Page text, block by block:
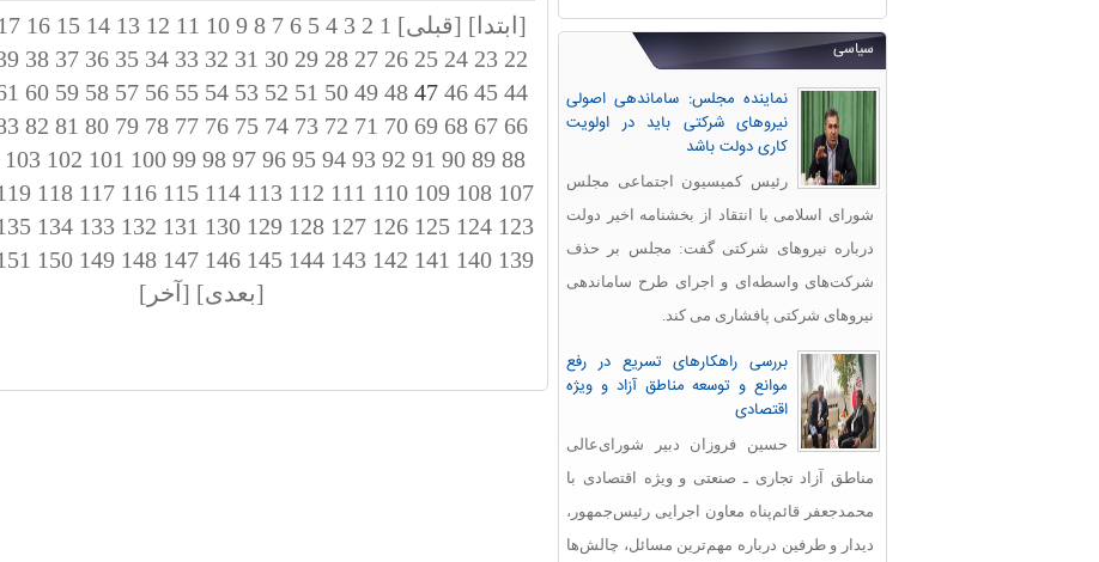
سیاسی
نماینده مجلس: ساماندهی اصولی
نیروهای شرکتی باید در اولویت
کاری دولت باشد
رئیس کمیسیون اجتماعی مجلس
شورای اسلامی با انتقاد از بخشنامه اخیر دولت
درباره نیروهای شرکتی گفت: مجلس بر حذف
شرکت‌های واسطه‌ای و اجرای طرح ساماندهی
نیروهای شرکتی پافشاری می کند.
بررسی راهکارهای تسریع در رفع
موانع و توسعه مناطق آزاد و ویژه
اقتصادی
حسین فروزان دبیر شورای‌عالی
مناطق آزاد تجاری ـ صنعتی و ویژه اقتصادی با
محمدجعفر قائم‌پناه معاون اجرایی رئیس‌جمهور،
دیدار و طرفین درباره مهم‌ترین مسائل، چالش‌ها
[ابتدا] [قبلی] 1
2
3
4
5
6
7
8
9
10
11
12
13
14
15
16
17
22
23
24
25
26
27
28
29
30
31
32
33
34
35
36
37
38
44
45
46
48
49
50
51
52
53
54
55
56
57
58
59
60
66
67
68
69
70
71
72
73
74
75
76
77
78
79
80
81
82
88
89
90
91
92
93
94
95
96
97
98
99
100
101
102
103
107
108
109
110
111
112
113
114
115
116
117
118
123
124
125
126
127
128
129
130
131
132
133
134
139
140
141
142
143
144
145
146
147
148
149
150
[بعدی] [آخر]